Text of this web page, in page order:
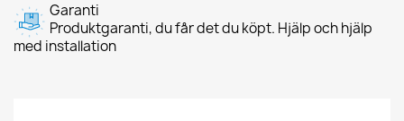
Garanti
Produktgaranti, du får det du köpt. Hjälp och hjälp
med installation